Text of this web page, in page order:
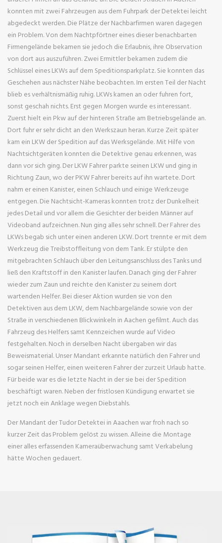
konnten mit zwei Fahrzeugen aus dem Fuhrpark der Detektei leicht
abgedeckt werden. Die Plätze der Nachbarfirmen waren dagegen
ein Problem. Von dem Nachtpförtner eines dieser benachbarten
Firmengelände bekamen sie jedoch die Erlaubnis, ihre Observation
von dort aus auszuführen. Zwei Ermittler bekamen zudem die
Schlüssel eines LKWs auf dem Speditionsparkplatz. Sie konnten das
Geschehen aus nächster Nähe beobachten. Im ersten Teil der Nacht
blieb es verhältnismäßig ruhig. LKWs kamen an oder fuhren fort,
sonst geschah nichts. Erst gegen Morgen wurde es interessant.
Zuerst hielt ein Pkw auf der hinteren Straße am Betriebsgelände an.
Dort fuhr er sehr dicht an den Werkszaun heran. Kurze Zeit später
kam ein LKW der Spedition auf das Werksgelände. Mit Hilfe von
Nachtsichtgeräten konnten die Detektive genau erkennen, was
dann vor sich ging. Der LKW Fahrer parkte seinen LKW und ging in
Richtung Zaun, wo der PKW Fahrer bereits auf ihn wartete. Dort
nahm er einen Kanister, einen Schlauch und einige Werkzeuge
entgegen. Die Nachtsicht-Kameras konnten trotz der Dunkelheit
jedes Detail und vor allem die Gesichter der beiden Männer auf
Videoband aufzeichnen. Nun ging alles sehr schnell. Der Fahrer des
LKWs begab sich unter einen anderen LKW. Dort trennte er mit dem
Werkzeug die Treibstoffleitung von dem Tank. Er stülpte den
mitgebrachten Schlauch über den Leitungsanschluss des Tanks und
ließ den Kraftstoff in den Kanister laufen. Danach ging der Fahrer
wieder zum Zaun und reichte den Kanister zu seinem dort
wartenden Helfer. Bei dieser Aktion wurden sie von den
Detektiven aus dem LKW, dem Nachbargelände sowie von der
Straße in verschiedenen Blickwinkeln in Aachen gefilmt. Auch das
Fahrzeug des Helfers samt Kennzeichen wurde auf Video
festgehalten. Noch in derselben Nacht übergaben wir das
Beweismaterial. Unser Mandant erkannte natürlich den Fahrer und
sogar seinen Helfer, einen weiteren Fahrer der zurzeit Urlaub hatte.
Für beide war es die letzte Nacht in der sie bei der Spedition
beschäftigt waren. Neben der fristlosen Kündigung erwartet sie
jetzt noch ein Anklage wegen Diebstahls.
Der Mandant der Tudor Detektei in Aaachen war froh nach so
kurzer Zeit das Problem gelöst zu wissen. Alleine die Montage
einer alles erfassenden Kameraüberwachung samt Verkabelung
hätte Wochen gedauert.